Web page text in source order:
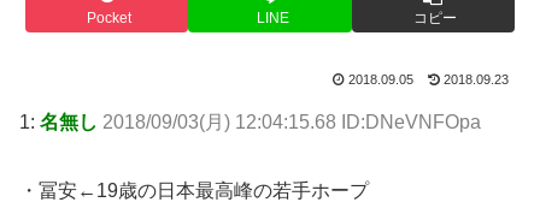
Pocket LINE コピー
2018.09.05 2018.09.23
1: 名無し 2018/09/03(月) 12:04:15.68 ID:DNeVNFOpa
・冨安←19歳の日本最高峰の若手ホープ